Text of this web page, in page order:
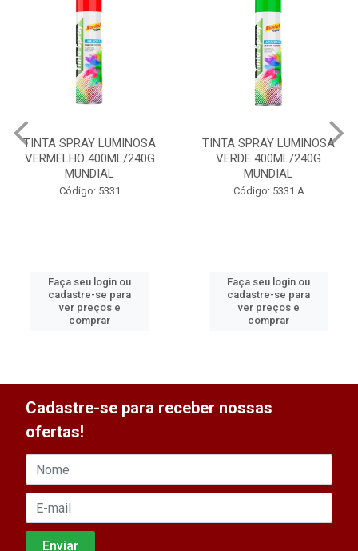
TINTA SPRAY LUMINOSA
VERMELHO 400ML/240G
MUNDIAL
Código: 5331
Faça seu login ou
cadastre-se para
ver preços e
comprar
TINTA SPRAY LUMINOSA
VERDE 400ML/240G
MUNDIAL
Código: 5331 A
Faça seu login ou
cadastre-se para
ver preços e
comprar
Cadastre-se para receber nossas
ofertas!